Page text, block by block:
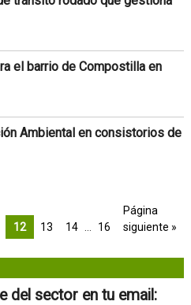
el barrio de Compostilla en
Ambiental en consistorios de
12 13 14 16
Página
siguiente »
del sector en tu email: